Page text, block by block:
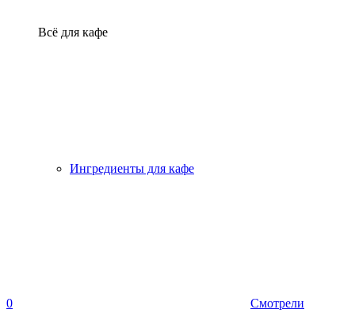
Всё для кафе
Ингредиенты для кафе
0 Смотрели